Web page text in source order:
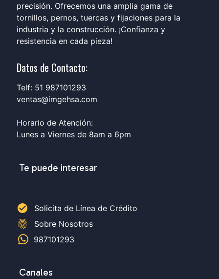
precisión. Ofrecemos una amplia gama de
tornillos, pernos, tuercas y fijaciones para la
industria y la construcción. ¡Confianza y
resistencia en cada pieza!
Datos de Contacto:
Telf: 51 987101293
ventas@imgehsa.com
Horario de Atención:
Lunes a Viernes de 8am a 6pm
Te puede interesar
check_circle Solicita de Línea de Crédito
fingerprint
Sobre Nosotros
987101293
Canales